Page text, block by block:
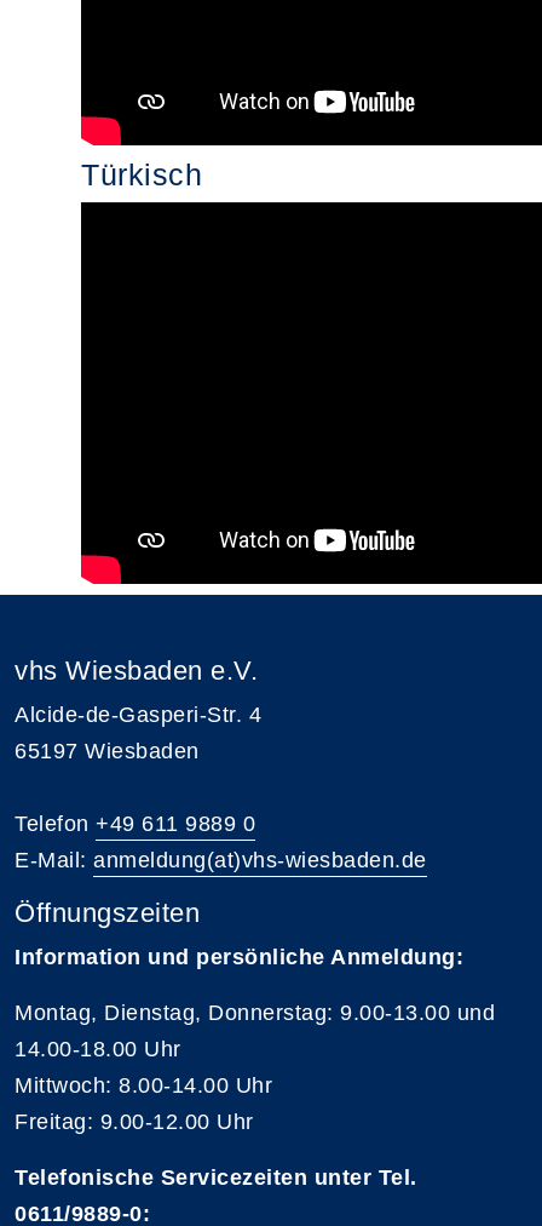
Türkisch
vhs Wiesbaden e.V.
Alcide-de-Gasperi-Str. 4
65197 Wiesbaden
Telefon +49 611 9889 0
E-Mail: anmeldung(at)vhs-wiesbaden.de
Öffnungszeiten
Information und persönliche Anmeldung:
Montag, Dienstag, Donnerstag: 9.00-13.00 und
14.00-18.00 Uhr
Mittwoch: 8.00-14.00 Uhr
Freitag: 9.00-12.00 Uhr
Telefonische Servicezeiten unter Tel.
0611/9889-0: